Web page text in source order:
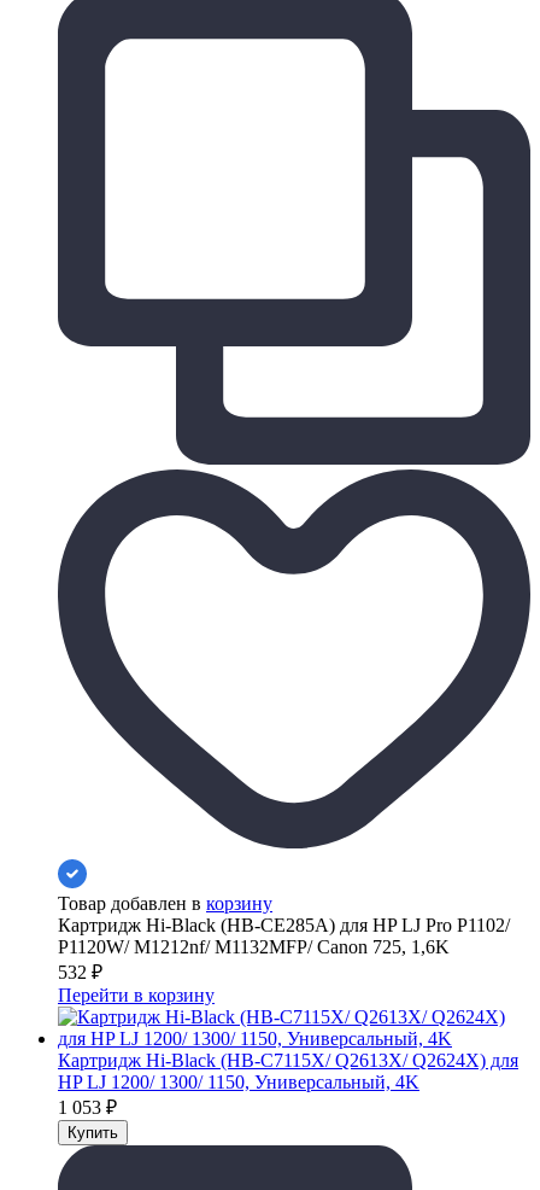
Товар добавлен в корзину
Картридж Hi-Black (HB-CE285A) для HP LJ Pro P1102/
P1120W/ M1212nf/ M1132MFP/ Canon 725, 1,6K
532 ₽
Перейти в корзину
Картридж Hi-Black (HB-C7115X/ Q2613X/ Q2624X) для
HP LJ 1200/ 1300/ 1150, Универсальный, 4K
1 053 ₽